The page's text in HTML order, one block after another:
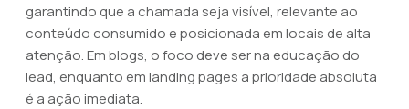
garantindo que a chamada seja visível, relevante ao
conteúdo consumido e posicionada em locais de alta
atenção. Em blogs, o foco deve ser na educação do
lead, enquanto em landing pages a prioridade absoluta
é a ação imediata.